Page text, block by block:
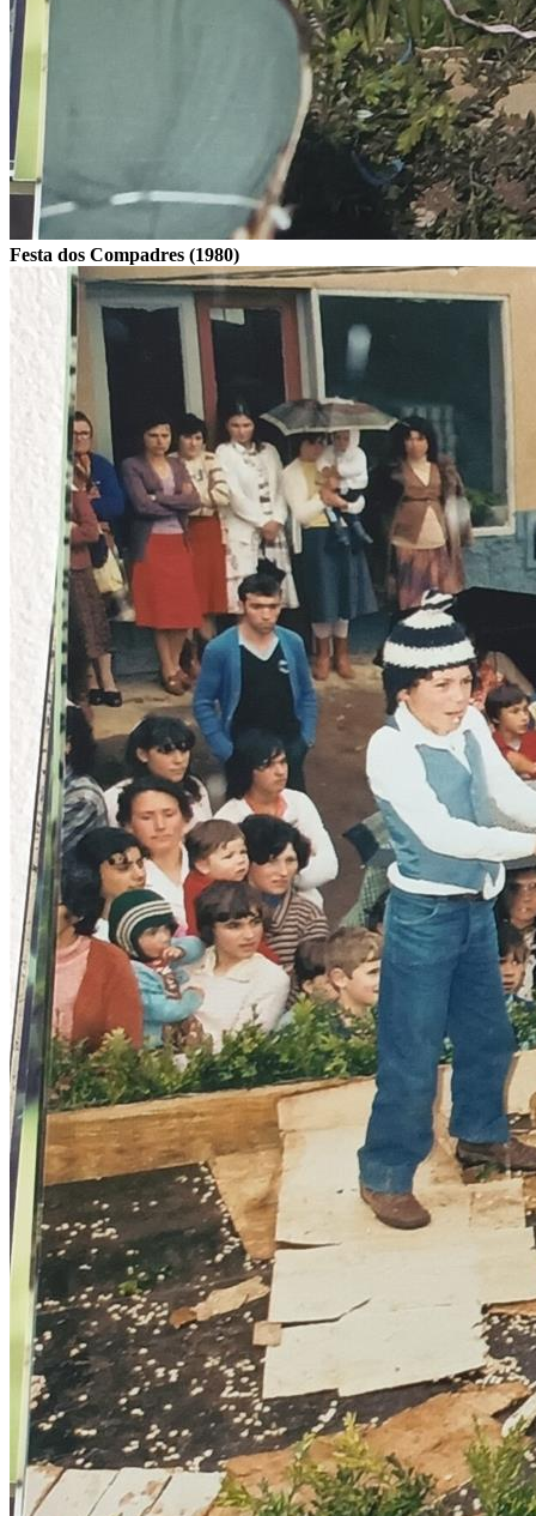
Festa dos Compadres (1980)